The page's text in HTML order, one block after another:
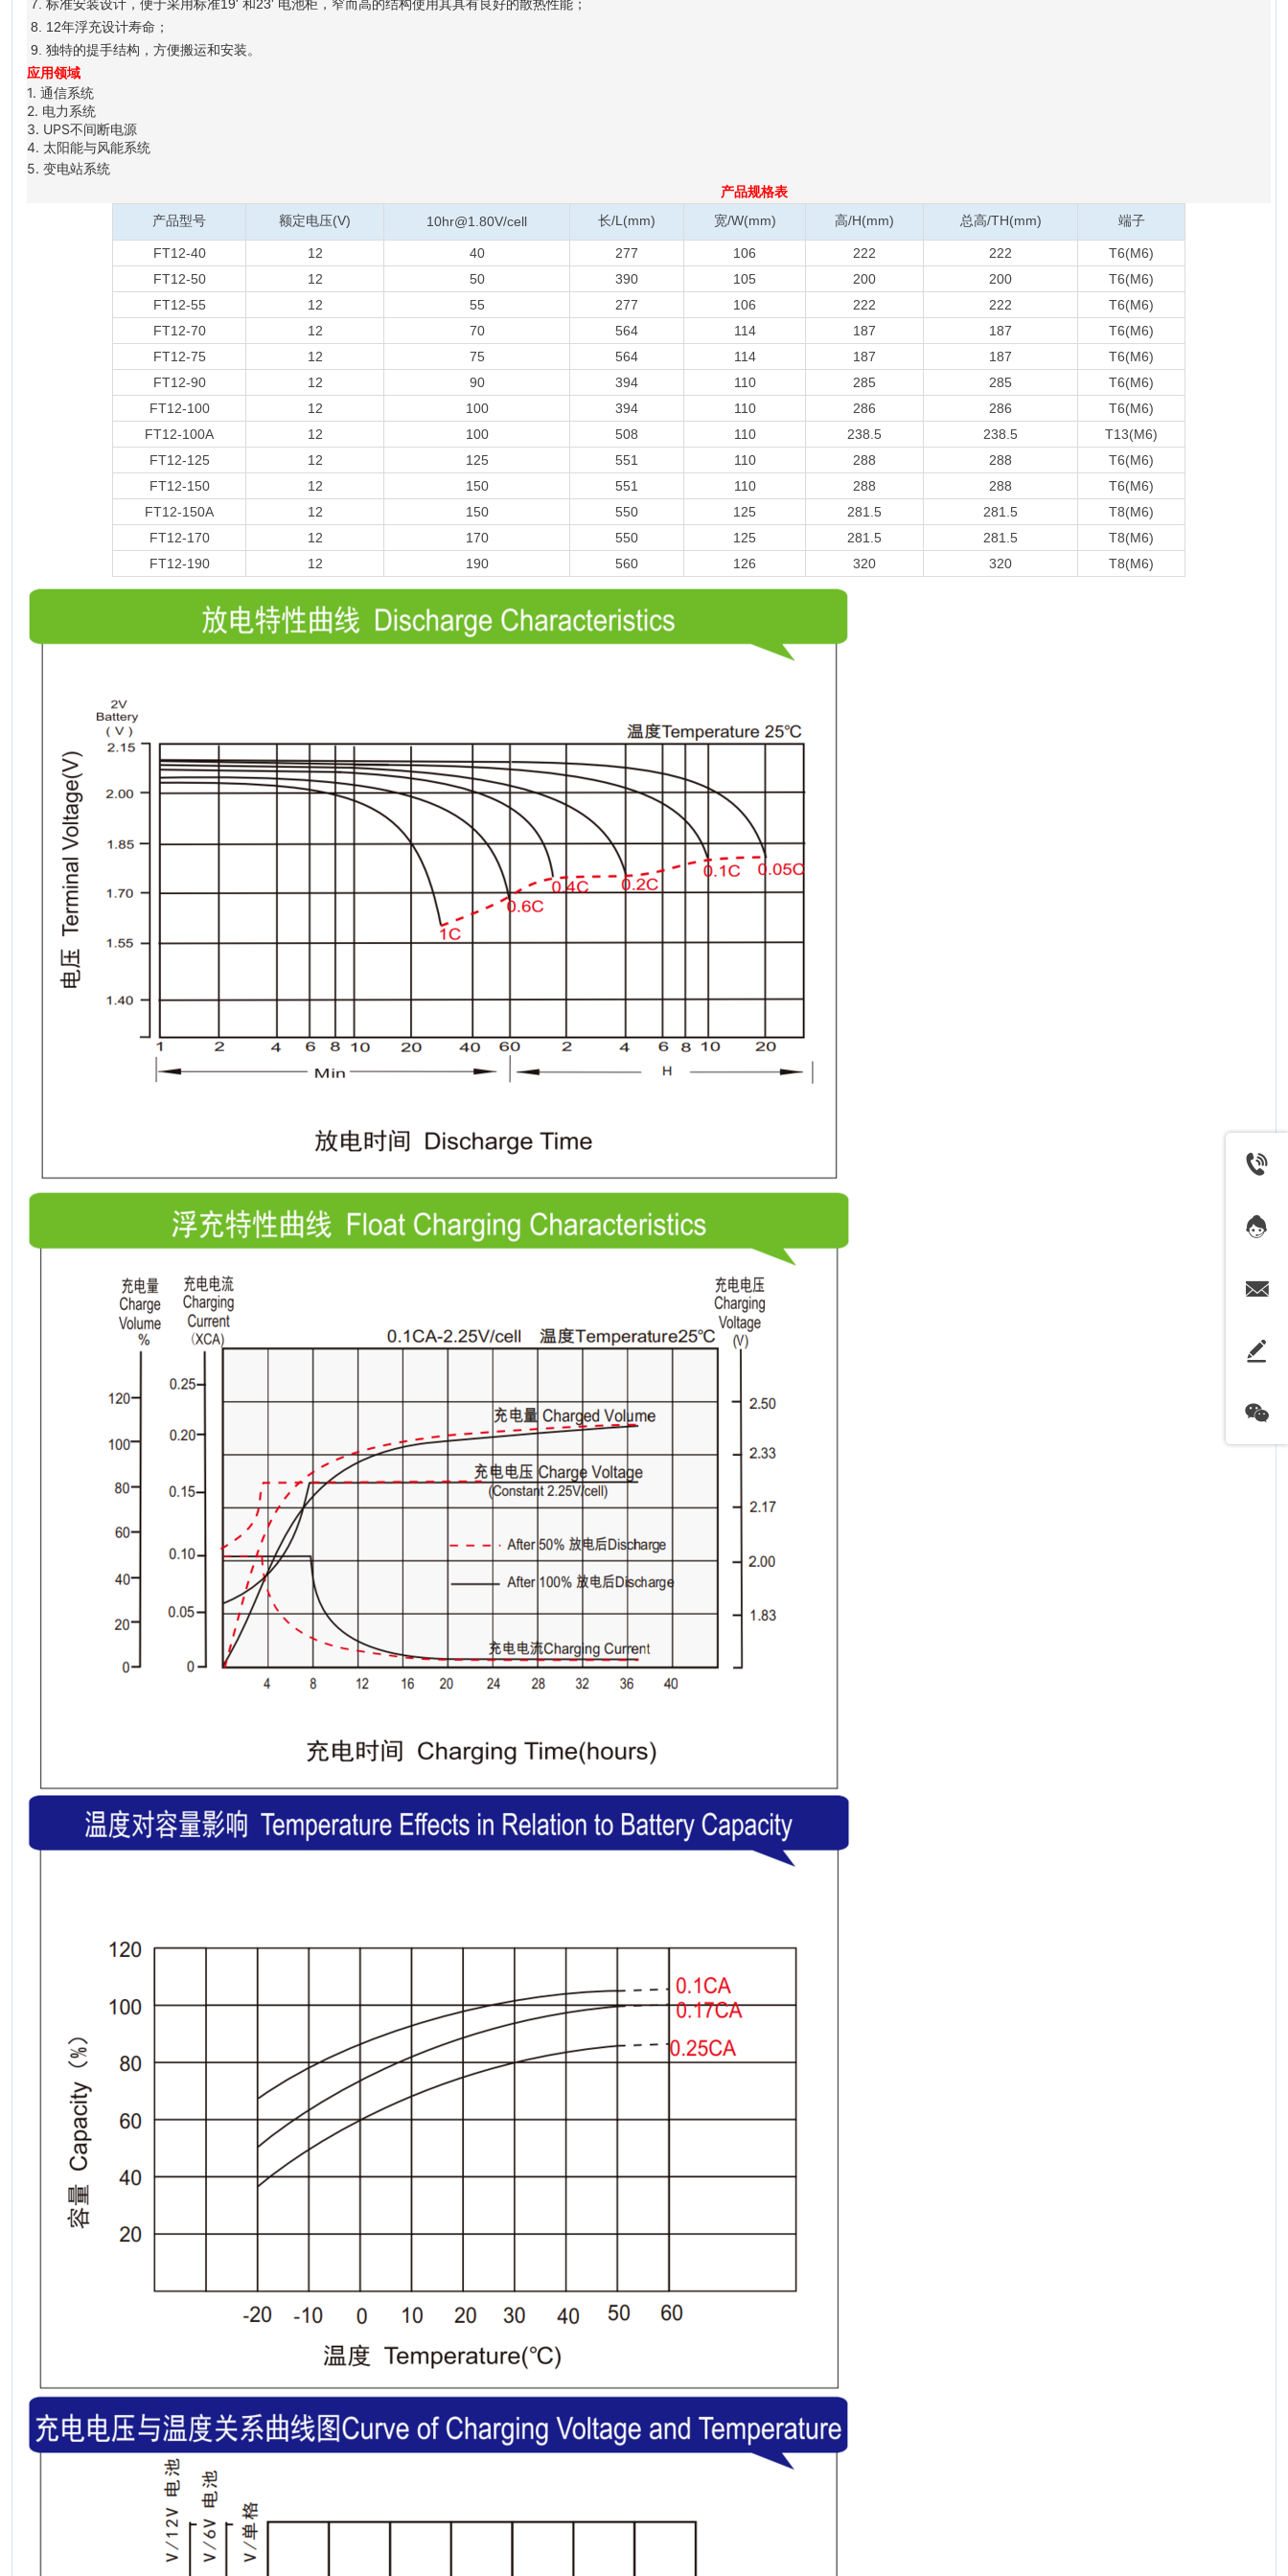
7. 标准安装设计，便于采用标准19' 和23' 电池柜，窄而高的结构使用其具有良好的散热性能；
8. 12年浮充设计寿命；
9. 独特的提手结构，方便搬运和安装。
应用领域
1. 通信系统
2. 电力系统
3. UPS不间断电源
4. 太阳能与风能系统
5. 变电站系统
产品规格表
产品型号
额定电压(V) 10hr@1.80V/cell 长/L(mm) 宽/W(mm) 高/H(mm) 总高/TH(mm) 端子
FT12-40 12 40 277 106 222 222
T6(M6)
FT12-50
12 50 390 105 200 200
T6(M6)
FT12-55
12 55 277 106 222 222
T6(M6)
FT12-70
12 70 564 114 187 187
T6(M6)
FT12-75
12 75 564 114 187 187
T6(M6)
FT12-90
12 90 394 110 285 285
T6(M6)
FT12-100
12 100 394 110 286 286
T6(M6)
FT12-100A
12 100 508 110 238.5 238.5
T13(M6)
FT12-125
12 125 551 110 288 288
T6(M6)
FT12-150
12 150 551 110 288 288
T6(M6)
FT12-150A
12 150 550 125 281.5 281.5
T8(M6)
FT12-170
12 170 550 125 281.5 281.5
T8(M6)
FT12-190
12 190 560 126 320 320 T8(M6)